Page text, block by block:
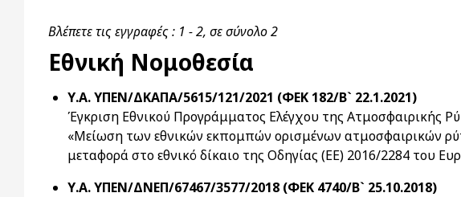
Βλέπετε τις εγγραφές : 1 - 2, σε σύνολο 2
Εθνική Νομοθεσία
Υ.Α. ΥΠΕΝ/ΔΚΑΠΑ/5615/121/2021 (ΦΕΚ 182/Β` 22.1.2021)
Έγκριση Εθνικού Προγράμματος Ελέγχου της Ατμοσφαιρικής
«Μείωση των εθνικών εκπομπών ορισμένων ατμοσφαιρικών
μεταφορά στο εθνικό δίκαιο της Οδηγίας (ΕΕ) 2016/2284 του
Υ.Α. ΥΠΕΝ/ΔΝΕΠ/67467/3577/2018 (ΦΕΚ 4740/Β` 25.10.2018)